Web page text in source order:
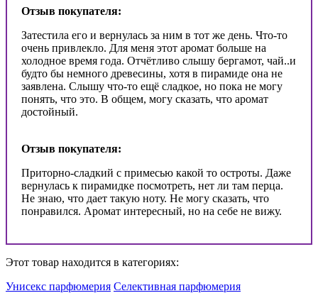
Отзыв покупателя:
Затестила его и вернулась за ним в тот же день. Что-то
очень привлекло. Для меня этот аромат больше на
холодное время года. Отчётливо слышу бергамот, чай..и
будто бы немного древесины, хотя в пирамиде она не
заявлена. Слышу что-то ещё сладкое, но пока не могу
понять, что это. В общем, могу сказать, что аромат
достойный.
Отзыв покупателя:
Приторно-сладкий с примесью какой то остроты. Даже
вернулась к пирамидке посмотреть, нет ли там перца.
Не знаю, что дает такую ноту. Не могу сказать, что
понравился. Аромат интересный, но на себе не вижу.
Этот товар находится в категориях:
Унисекс парфюмерия Селективная парфюмерия